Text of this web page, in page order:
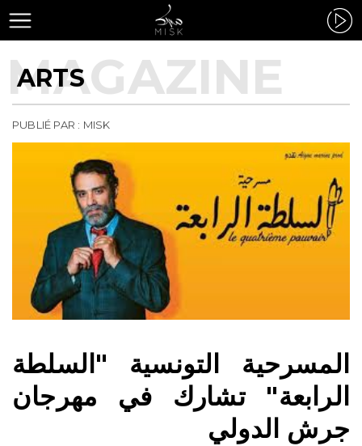
ARTS
PUBLIÉ PAR : MISK
المسرحية التونسية "السلطة
الرابعة" تشارك في مهرجان
جرش الدولي